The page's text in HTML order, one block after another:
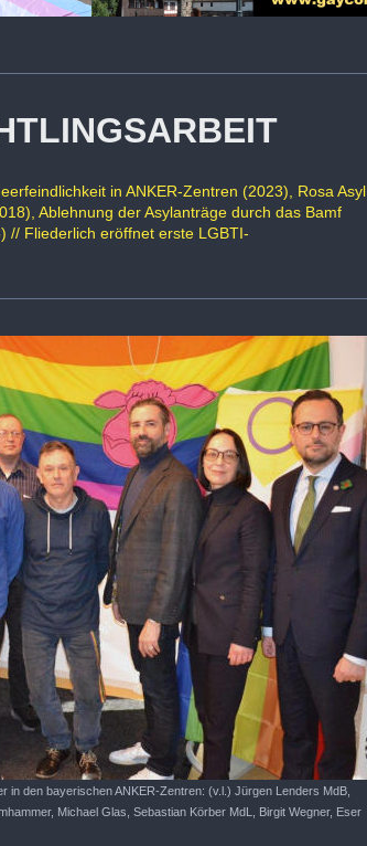
in ANKER-Zentren (2023), Rosa Asyl
Ablehnung der Asylanträge durch das Bamf
// Fliederlich eröffnet erste LGBTI-
in den bayerischen ANKER-Zentren: (v.l.) Jürgen Lenders MdB,
Michael Glas, Sebastian Körber MdL, Birgit Wegner, Eser